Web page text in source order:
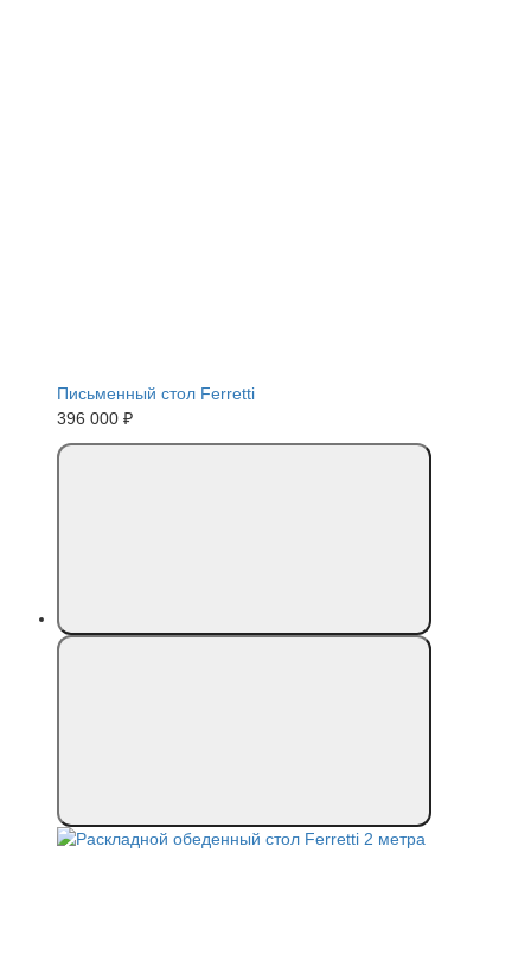
Письменный стол Ferretti
396 000 ₽